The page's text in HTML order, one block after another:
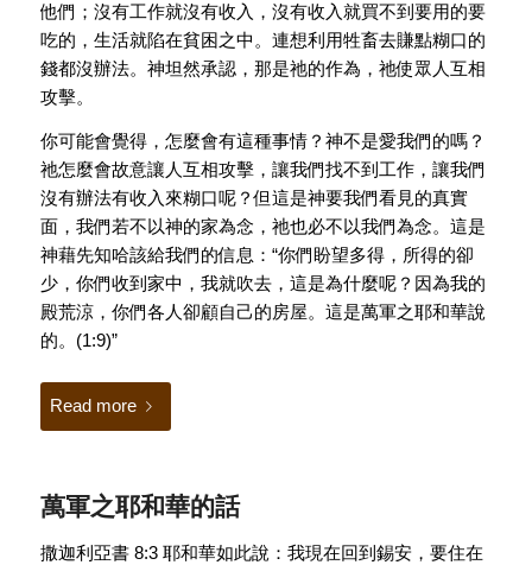
他們；沒有工作就沒有收入，沒有收入就買不到要用的要
吃的，生活就陷在貧困之中。連想利用牲畜去賺點糊口的
錢都沒辦法。神坦然承認，那是祂的作為，祂使眾人互相
攻擊。
你可能會覺得，怎麼會有這種事情？神不是愛我們的嗎？
祂怎麼會故意讓人互相攻擊，讓我們找不到工作，讓我們
沒有辦法有收入來糊口呢？但這是神要我們看見的真實
面，我們若不以神的家為念，祂也必不以我們為念。這是
神藉先知哈該給我們的信息：“你們盼望多得，所得的卻
少，你們收到家中，我就吹去，這是為什麼呢？因為我的
殿荒涼，你們各人卻顧自己的房屋。這是萬軍之耶和華說
的。(1:9)”
Read more
萬軍之耶和華的話
撒迦利亞書 8:3 耶和華如此說：我現在回到錫安，要住在